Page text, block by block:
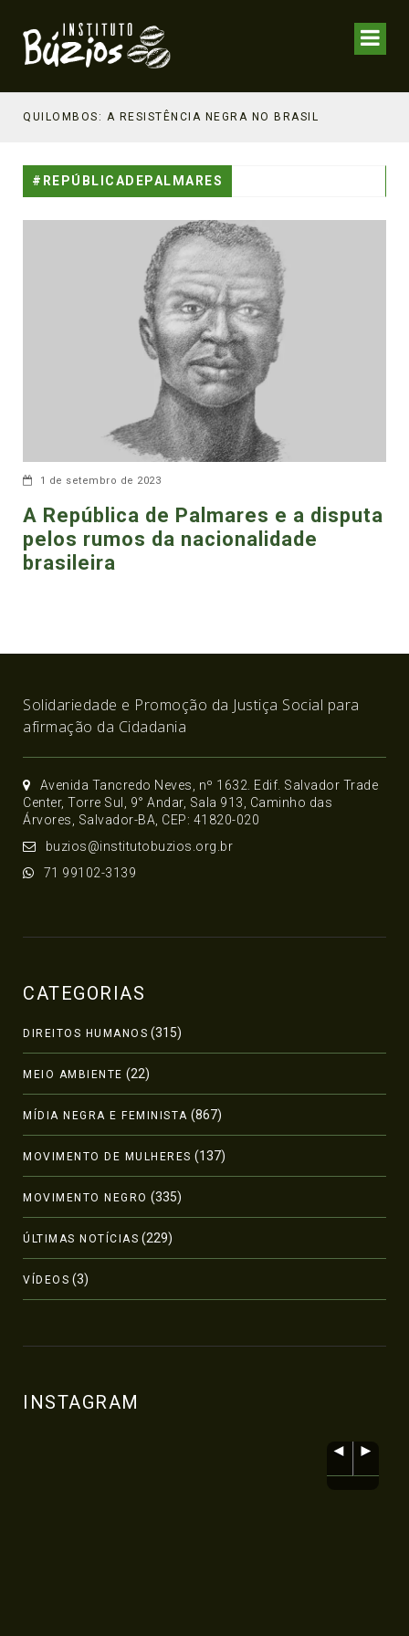
QUILOMBOS: A RESISTÊNCIA NEGRA NO BRASIL
#REPÚBLICADEPALMARES
1 de setembro de 2023
A República de Palmares e a disputa
pelos rumos da nacionalidade
brasileira
Solidariedade e Promoção da Justiça Social para
afirmação da Cidadania
Avenida Tancredo Neves, nº 1632. Edif. Salvador Trade
Center, Torre Sul, 9° Andar, Sala 913, Caminho das
Árvores, Salvador-BA, CEP: 41820-020
buzios@institutobuzios.org.br
71 99102-3139
CATEGORIAS
DIREITOS HUMANOS (315)
MEIO AMBIENTE (22)
MÍDIA NEGRA E FEMINISTA (867)
MOVIMENTO DE MULHERES (137)
MOVIMENTO NEGRO (335)
ÚLTIMAS NOTÍCIAS (229)
VÍDEOS (3)
INSTAGRAM